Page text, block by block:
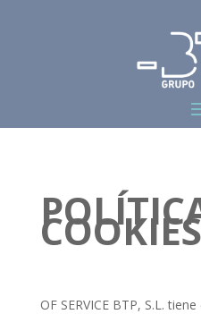
COOKIES
OF SERVICE BTP, S.L.